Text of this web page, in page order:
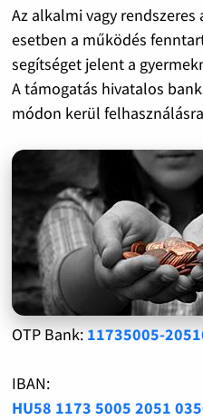
Az alkalmi vagy
esetben a működés
segítséget jelent a
A támogatás hivatalos
módon kerül
OTP Bank: 11735005-
IBAN:
HU58 1173 5005 2051